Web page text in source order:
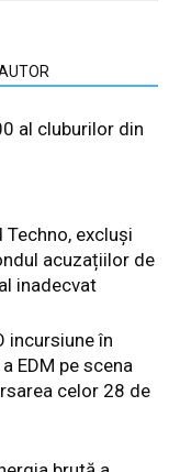
al cluburilor din
excluși
acuzațiilor de
inadecvat
incursiune în
EDM pe scena
celor 28 de